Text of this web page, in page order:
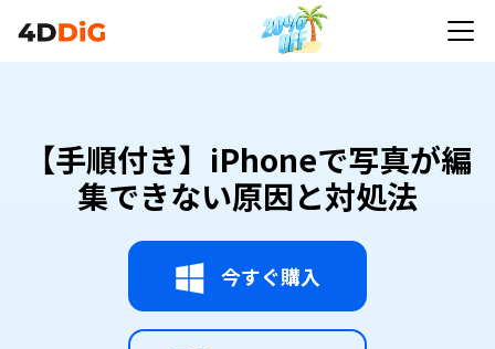
【手順付き】iPhoneで写真が編
集できない原因と対処法
今すぐ購入